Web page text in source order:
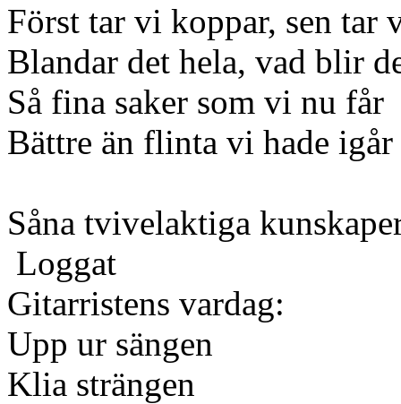
Först tar vi koppar, sen tar
Blandar det hela, vad blir
Så fina saker som vi nu får
Bättre än flinta vi hade igår
Såna tvivelaktiga
Loggat
Gitarristens vardag:
Upp ur sängen
Klia strängen